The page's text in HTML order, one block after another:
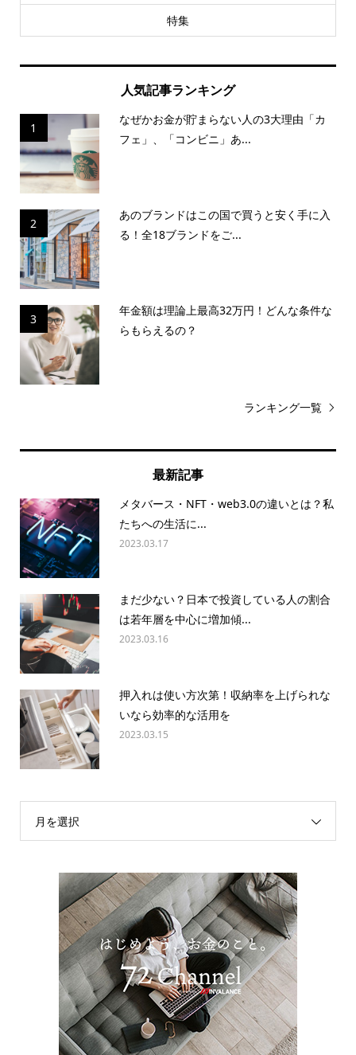
特集
人気記事ランキング
1
なぜかお金が貯まらない人の3大理由「カ
フェ」、「コンビニ」あ...
2
あのブランドはこの国で買うと安く手に入
る！全18ブランドをご...
3
年金額は理論上最高32万円！どんな条件な
らもらえるの？
ランキング一覧
最新記事
メタバース・NFT・web3.0の違いとは？私
たちへの生活に...
2023.03.17
まだ少ない？日本で投資している人の割合
は若年層を中心に増加傾...
2023.03.16
押入れは使い方次第！収納率を上げられな
いなら効率的な活用を
2023.03.15
月を選択